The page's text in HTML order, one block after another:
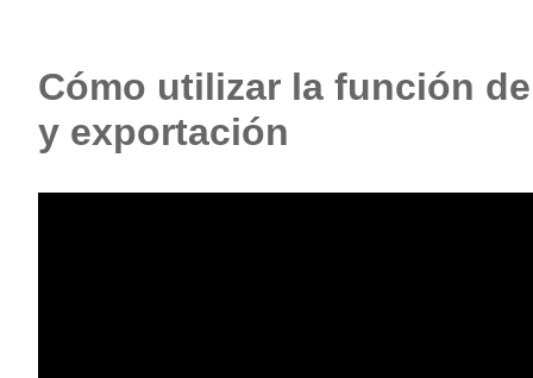
Cómo utilizar la función
y exportación